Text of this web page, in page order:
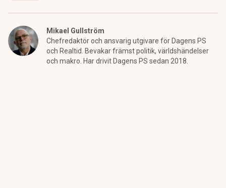
Mikael Gullström
Chefredaktör och ansvarig utgivare för Dagens PS
och Realtid. Bevakar främst politik, världshändelser
och makro. Har drivit Dagens PS sedan 2018.